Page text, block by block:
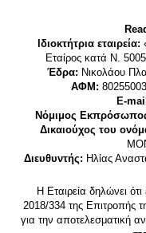
Ιδιοκτήτρια εταιρεία:
Εταίρος κατά Ν.
Έδρα: Νικολάου
ΑΦΜ:
E-
Νόμιμος
Δικαιούχος του
Διευθυντής: Ηλίας
Η Εταιρεία δηλώνει
2018/334 της Επιτροπής
για την αποτελεσματική